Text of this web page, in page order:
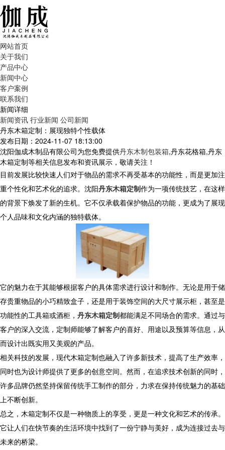
网站首页
关于我们
产品中心
新闻中心
客户案例
联系我们
新闻详细
新闻资讯 行业新闻 公司新闻
丹东木箱定制：展现独特个性载体
发布日期：2024-11-07 18:13:00
沈阳伽成木制品有限公司为您免费提供丹东木制包装箱,丹东花格箱,丹东
木箱定制等相关信息发布和资讯展示，敬请关注！
目前发展比较快速人们对于物品的需求不再受基本的功能性，而是更加注
重个性化和艺术化的追求。沈阳丹东木箱定制作为一项传统技艺，在这样
的背景下焕发了新的生机。它不仅承载着保护物品的功能，更成为了展现
个人品味和文化内涵的独特载体。
它的魅力在于其能够根据客户的具体需求进行设计和制作。无论是用于储
存贵重物品的小巧精致盒子，还是用于装饰空间的大尺寸展示柜，甚至是
功能性的工具箱或酒柜， 丹东木箱定制都能满足不同场合的需求。通过与
客户的深入交流，定制师能够了解客户的喜好、用途以及预算等信息，从
而设计出既实用又美观的产品。
相关科技的发展，现代木箱定制也融入了许多新技术，提高了生产效率，
同时也为设计师提供了更多的创意空间。然而，在追求技术创新的同时，
许多品牌仍然坚持保留传统手工制作的部分，力求在保持传统魅力的基础
上不断创新。
总之，木箱定制不仅是一种物质上的享受，更是一种文化和艺术的传承。
它让人们在快节奏的生活环境中找到了一份宁静与美好，成为连接过去与
未来的桥梁。